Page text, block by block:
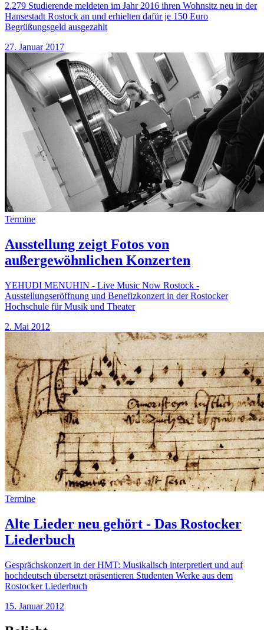
2.279 Studierende meldeten im Jahr 2016 ihren Wohnsitz neu in der
Hansestadt Rostock an und erhielten dafür je 150 Euro
Begrüßungsgeld ausgezahlt
27. Januar 2017
Termine
Ausstellung zeigt Fotos von
außergewöhnlichen Konzerten
YEHUDI MENUHIN - Live Music Now Rostock -
Ausstellungseröffnung und Benefizkonzert in der Rostocker
Hochschule für Musik und Theater
2. Mai 2012
Termine
Alte Lieder neu gehört - Das Rostocker
Liederbuch
Gesprächskonzert in der HMT: Musikalisch interpretiert und auf
hochdeutsch übersetzt präsentieren Studenten Werke aus dem
Rostocker Liederbuch
15. Januar 2012